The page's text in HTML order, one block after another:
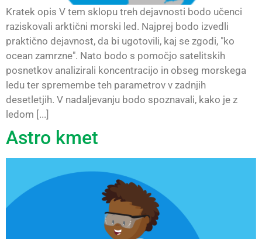
Kratek opis V tem sklopu treh dejavnosti bodo učenci
raziskovali arktični morski led. Najprej bodo izvedli
praktično dejavnost, da bi ugotovili, kaj se zgodi, "ko
ocean zamrzne". Nato bodo s pomočjo satelitskih
posnetkov analizirali koncentracijo in obseg morskega
ledu ter spremembe teh parametrov v zadnjih
desetletjih. V nadaljevanju bodo spoznavali, kako je z
ledom [...]
Astro kmet